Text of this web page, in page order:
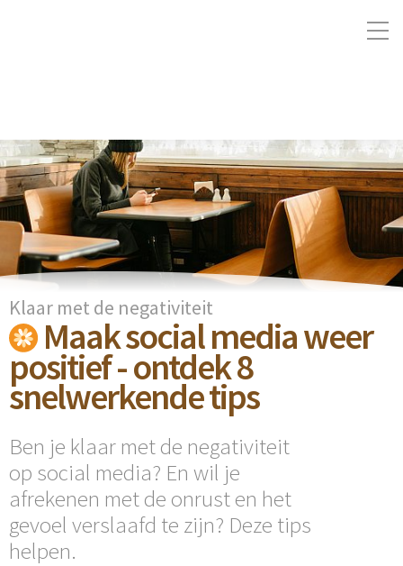
Klaar met de negativiteit
Maak social media weer
positief - ontdek 8
snelwerkende tips
Ben je klaar met de negativiteit
op social media? En wil je
afrekenen met de onrust en het
gevoel verslaafd te zijn? Deze tips
helpen.